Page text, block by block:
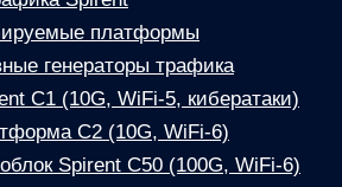
платформы
генераторы трафика
C1 (10G, WiFi-5, кибератаки)
С2 (10G, WiFi-6)
Spirent C50 (100G, WiFi-6)